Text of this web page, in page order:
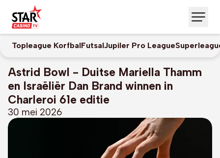
Topleague KorfbalFutsalJupiler Pro League
Astrid Bowl - Duitse Mariella Thamm
en Israëliër Dan Brand winnen in
Charleroi 61e editie
30 mei 2026